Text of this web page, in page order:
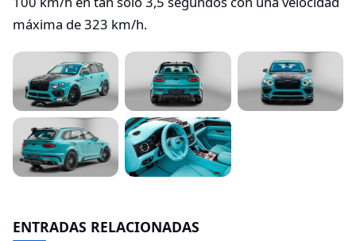
máxima de 323 km/h.
ENTRADAS RELACIONADAS